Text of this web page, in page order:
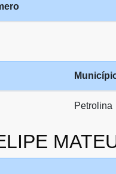
Petrolina